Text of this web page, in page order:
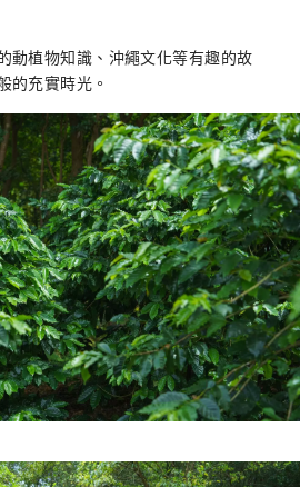
動植物知識、沖繩文化等有趣的故
的充實時光。